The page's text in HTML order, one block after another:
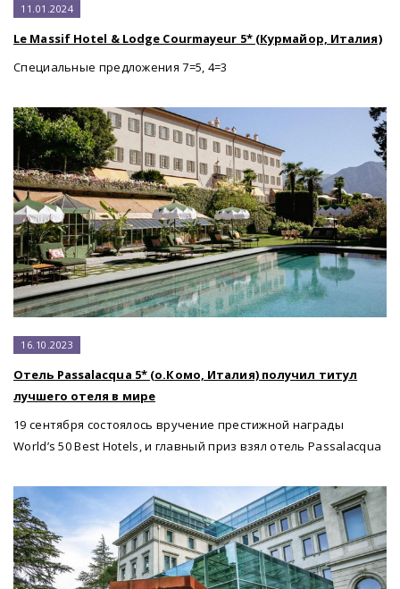
11.01.2024
Le Massif Hotel & Lodge Courmayeur 5* (Курмайор, Италия)
Специальные предложения 7=5, 4=3
16.10.2023
Отель Passalacqua 5* (о.Комо, Италия) получил титул
лучшего отеля в мире
19 сентября состоялось вручение престижной награды
World’s 50 Best Hotels, и главный приз взял отель Passalacqua